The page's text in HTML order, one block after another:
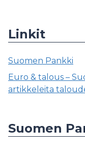
Linkit
Suomen Pankki
Euro & talous –
artikkeleita
Suomen